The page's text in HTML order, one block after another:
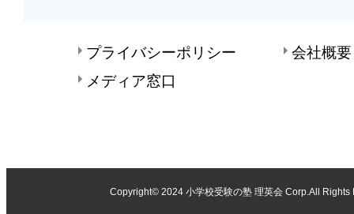
プライバシーポリシー
会社概要
メディア窓口
Copyright© 2024 小学校受験の塾 理英会Corp.All Rights